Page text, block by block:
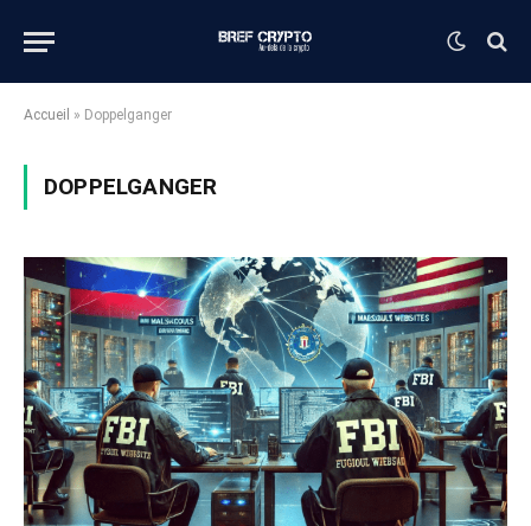
Accueil » Doppelganger
DOPPELGANGER